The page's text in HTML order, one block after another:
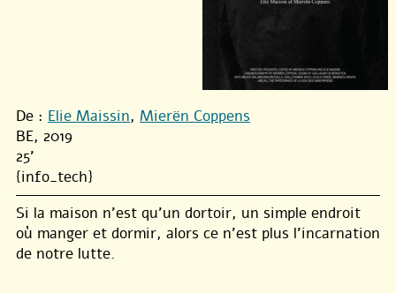
De : Elie Maissin, Mierën Coppens
BE, 2019
25'
{info_tech}
Si la maison n’est qu’un dortoir, un simple endroit
où manger et dormir, alors ce n’est plus l’incarnation
de notre lutte.